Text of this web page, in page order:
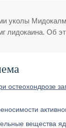
уколы
лидокаина. Об
остеохондрозе
вещества